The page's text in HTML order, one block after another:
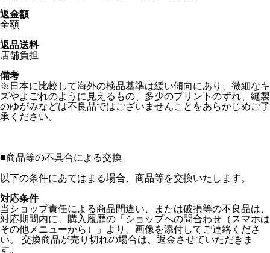
返金額
全額
返品送料
店舗負担
備考
※日本に比較して海外の検品基準は緩い傾向にあり、微細なキ
ズやよごれのように見えるもの、多少のプリントのずれ、縫製
のゆがみなどは不良品ではございませんことをあらかじめご了
承ください。
■商品等の不具合による交換
以下の条件にあてはまる場合、商品等を交換いたします。
対応条件
当ショップ責任による商品間違い、または破損等の不良品は、
対応期間内に、購入履歴の「ショップへの問合わせ（スマホは
その他メニューから）」より、画像を添付してご連絡くださ
い。 交換商品が売り切れの場合は、返金させていただきま
す。